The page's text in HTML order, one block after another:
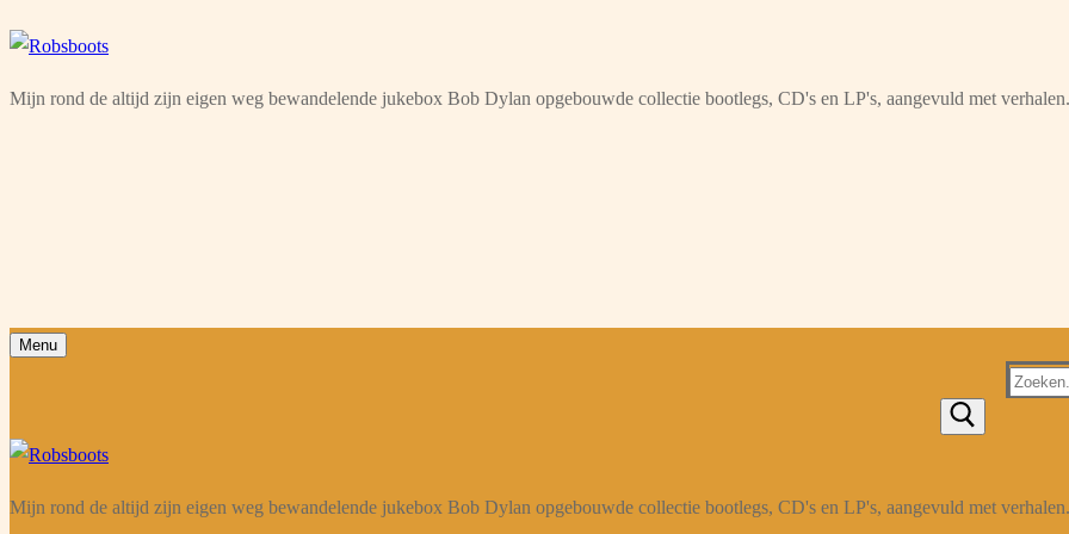
Ga
de
Menu
Sluiten
Mijn rond de altijd zijn eigen weg bewandelende jukebox Bob Dylan opgebouwde collectie bootlegs, CD's en LP's, aangevuld met verhalen.
Menu
Zoeken
Mijn rond de altijd zijn eigen weg bewandelende jukebox Bob Dylan opgebouwde collectie bootlegs, CD's en LP's, aangevuld met verhalen.